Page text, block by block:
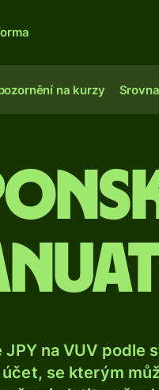
na kurzy
na VUV podle
se kterým